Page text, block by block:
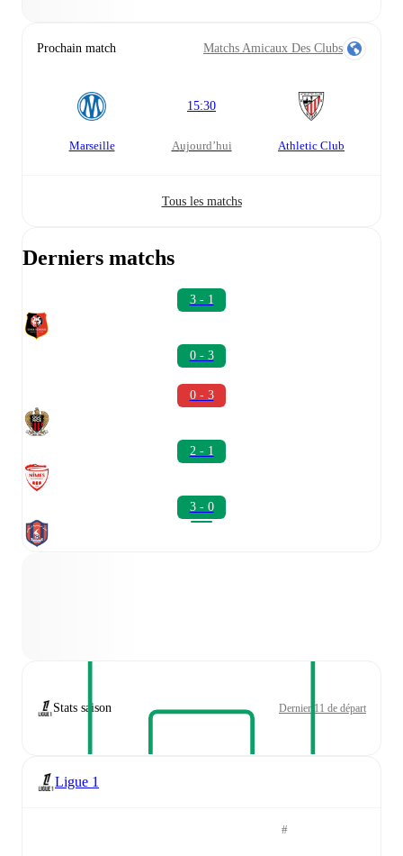
Prochain match Matchs Amicaux Des Clubs
Marseille
15:30
aujourd’hui Athletic Club
Tous les matchs
Derniers matchs
3 - 1
0 - 3
0 - 3
2 - 1
3 - 0
Stats saison Dernier 11 de départ
Ligue 1
#